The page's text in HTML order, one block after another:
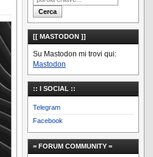
[[ MASTODON ]]
Su Mastodon mi trovi qui:
Mastodon
:: I SOCIAL ::
Telegram
Facebook
= FORUM COMMUNITY =